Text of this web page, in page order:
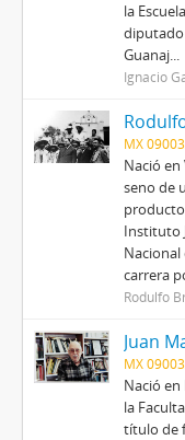
la
diputado
Guanaj...
Ignacio
MX
Nació en
seno de
Instituto
Nacional
carrera
Rodulfo
Juan
MX
Nació
la
título de